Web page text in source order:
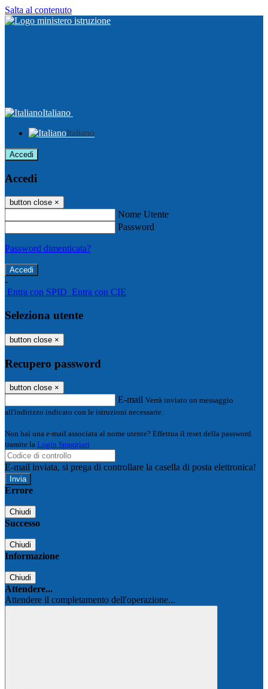
Salta al contenuto
Italiano
Italiano
Accedi
Accedi
button close ×
Nome Utente
Password
Password dimenticata?
-
Entra con SPID Entra con CIE
Seleziona utente
button close ×
Recupero password
button close ×
E-mail Verrà inviato un messaggio
all'indirizzo indicato con le istruzioni necessarie.
Non hai una e-mail associata al nome utente? Effettua il reset della password
tramite la Login Spaggiari
E-mail inviata, si prega di controllare la casella di posta elettronica!
Errore
Chiudi
Successo
Chiudi
Informazione
Chiudi
Attendere...
Attendere il completamento dell'operazione...